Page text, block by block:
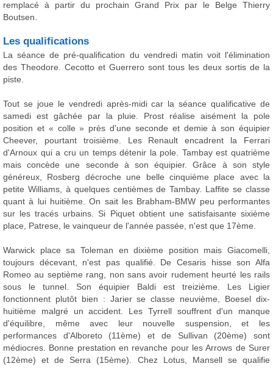
remplacé à partir du prochain Grand Prix par le Belge Thierry
Boutsen.
Les qualifications
La séance de pré-qualification du vendredi matin voit l'élimination
des Theodore. Cecotto et Guerrero sont tous les deux sortis de la
piste.
Tout se joue le vendredi après-midi car la séance qualificative de
samedi est gâchée par la pluie. Prost réalise aisément la pole
position et « colle » près d'une seconde et demie à son équipier
Cheever, pourtant troisième. Les Renault encadrent la Ferrari
d'Arnoux qui a cru un temps détenir la pole. Tambay est quatrième
mais concède une seconde à son équipier. Grâce à son style
généreux, Rosberg décroche une belle cinquième place avec la
petite Williams, à quelques centièmes de Tambay. Laffite se classe
quant à lui huitième. On sait les Brabham-BMW peu performantes
sur les tracés urbains. Si Piquet obtient une satisfaisante sixième
place, Patrese, le vainqueur de l'année passée, n'est que 17ème.
Warwick place sa Toleman en dixième position mais Giacomelli,
toujours décevant, n'est pas qualifié. De Cesaris hisse son Alfa
Romeo au septième rang, non sans avoir rudement heurté les rails
sous le tunnel. Son équipier Baldi est treizième. Les Ligier
fonctionnent plutôt bien : Jarier se classe neuvième, Boesel dix-
huitième malgré un accident. Les Tyrrell souffrent d'un manque
d'équilibre, même avec leur nouvelle suspension, et les
performances d'Alboreto (11ème) et de Sullivan (20ème) sont
médiocres. Bonne prestation en revanche pour les Arrows de Surer
(12ème) et de Serra (15ème). Chez Lotus, Mansell se qualifie